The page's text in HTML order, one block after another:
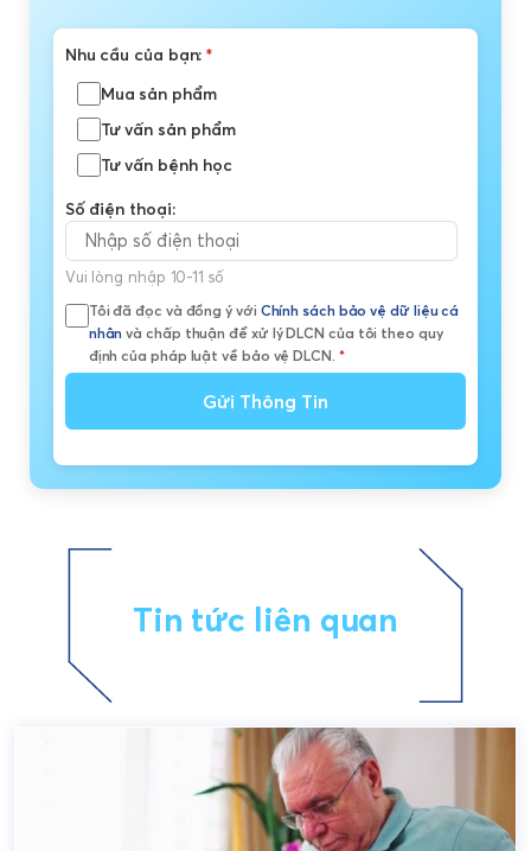
Nhu cầu của bạn:*
Mua sản phẩm
Tư vấn sản phẩm
Tư vấn bệnh học
Số điện thoại:
Vui lòng nhập 10-11 số
Tôi đã đọc và đồng ý với Chính sách bảo vệ dữ liệu cá
nhân và chấp thuận để xử lý DLCN của tôi theo quy
định của pháp luật về bảo vệ DLCN. *
Gửi Thông Tin
Tin tức liên quan